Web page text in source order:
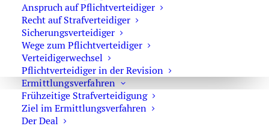
Anspruch auf Pflichtverteidiger
Recht auf Strafverteidiger
Sicherungsverteidiger
Wege zum Pflichtverteidiger
Verteidigerwechsel
Pflichtverteidiger in der Revision
Ermittlungsverfahren
Frühzeitige Strafverteidigung
Ziel im Ermittlungsverfahren
Der Deal
besonders schwere Fall der Nötigung
Die Tatbestände der
Menschenhandelsdelikte